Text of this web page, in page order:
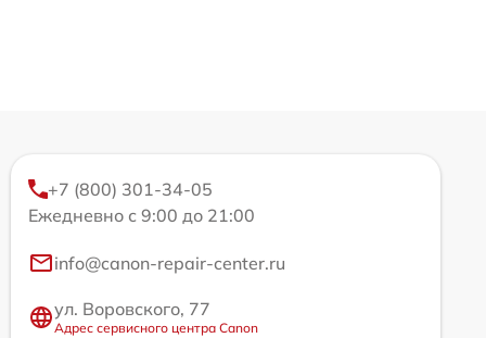
+7 (800) 301-34-05
Ежедневно с 9:00 до 21:00
info@canon-repair-center.ru
ул. Воровского, 77
Адрес сервисного центра Canon